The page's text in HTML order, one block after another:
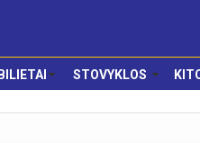
STOVYKLOS